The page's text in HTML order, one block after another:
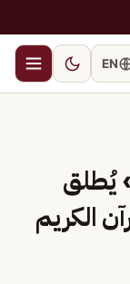
EN
يُطلق
الكريم